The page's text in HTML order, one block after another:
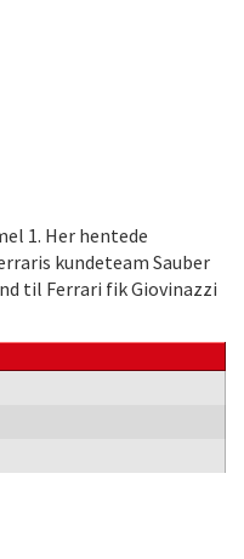
1. Her hentede
kundeteam Sauber
til Ferrari fik Giovinazzi